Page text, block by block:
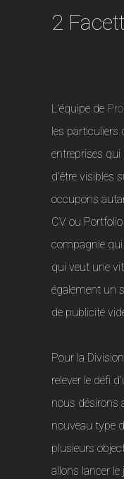
2
L'équipe de
les particuliers
entreprises
d’être visibles
occupons
CV ou
compagnie
qui veut une
également un
de publicité
Pour la Division
relever le défi
nous désirons
nouveau type
plusieurs
allons lancer le